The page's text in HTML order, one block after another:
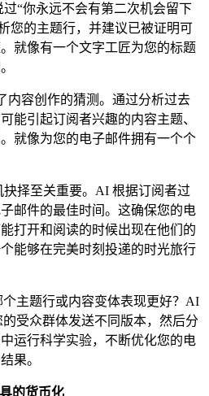
过“你永远不会有第二次机会留下
您的主题行，并建议已被证明可
就像有一个文字工匠为您的标题
内容创作的猜测。通过分析过去
能引起订阅者兴趣的内容主题、
就像为您的电子邮件拥有一个个
抉择至关重要。AI 根据订阅者过
邮件的最佳时间。这确保您的电
打开和阅读的时候出现在他们的
能够在完美时刻投递的时光旅行
个主题行或内容变体表现更好？AI
受众群体发送不同版本，然后分
运行科学实验，不断优化您的电
果。
的货币化